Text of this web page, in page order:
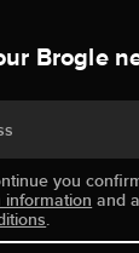
Brogle
you
information and
.